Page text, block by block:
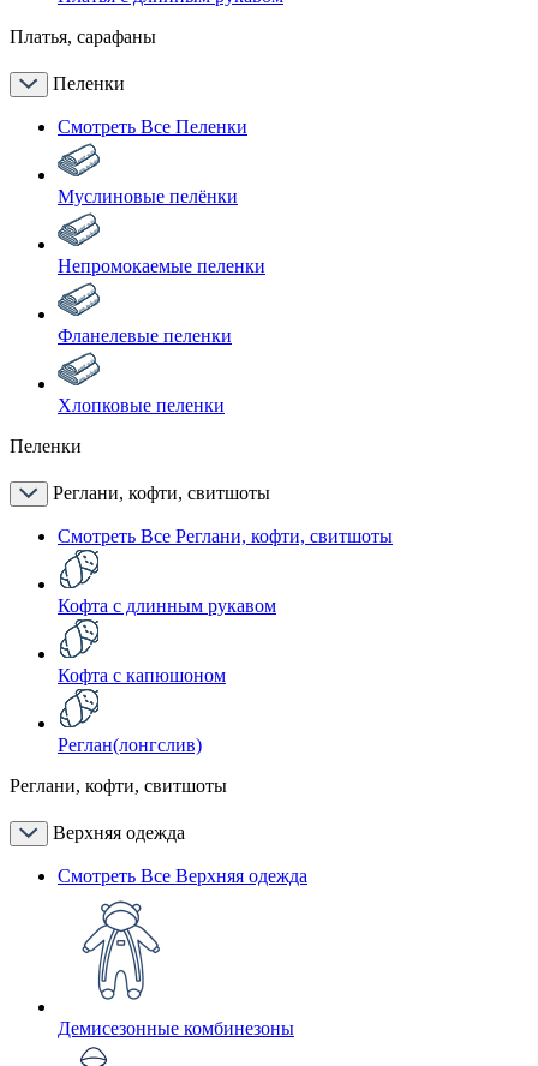
Платья, сарафаны
Пеленки
Смотреть Все Пеленки
Муслиновые пелёнки
Непромокаемые пеленки
Фланелевые пеленки
Хлопковые пеленки
Пеленки
Реглани, кофти, свитшоты
Смотреть Все Реглани, кофти, свитшоты
Кофта с длинным рукавом
Кофта с капюшоном
Реглан(лонгслив)
Реглани, кофти, свитшоты
Верхняя одежда
Смотреть Все Верхняя одежда
Демисезонные комбинезоны